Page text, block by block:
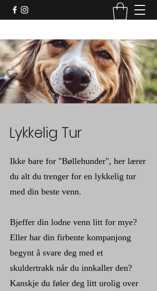
Lykkelig Tur
Ikke bare for "Bøllehunder", her lærer
du alt du trenger for en lykkelig tur
med din beste venn.
Bjeffer din lodne venn litt for mye?
Eller har din firbente kompanjong
begynt å svare deg med et
skuldertrakk når du innkaller den?
Kanskje du føler deg litt urolig over